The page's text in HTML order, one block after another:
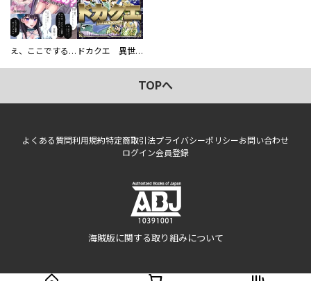
え、ここでするの？ アイドルのファンが知らない日常 ドカクエ 異世界ドカコッククエスト
TOPへ
よくある質問利用規約特定商取引法プライバシーポリシーお問い合わせ
ログイン会員登録
海賊版に関する取り組みについて